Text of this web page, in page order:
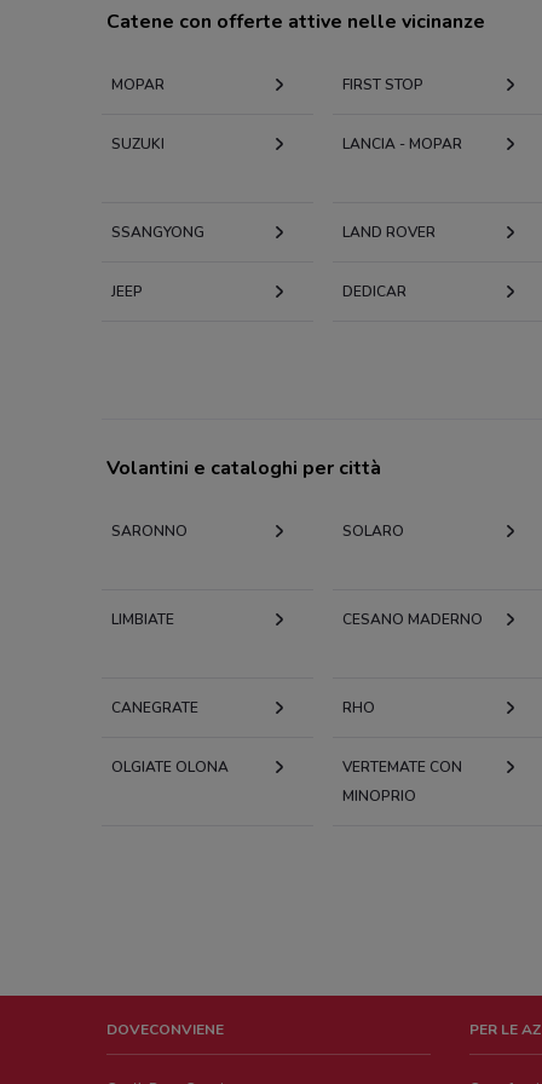
Catene con offerte attive nelle vicinanze
MOPAR FIRST STOP
SUZUKI LANCIA - MOPAR
SSANGYONG LAND ROVER
JEEP DEDICAR
Volantini e cataloghi per città
SARONNO SOLARO
LIMBIATE CESANO MADERNO
CANEGRATE RHO
OLGIATE OLONA
VERTEMATE CON
MINOPRIO
DOVECONVIENE PER LE